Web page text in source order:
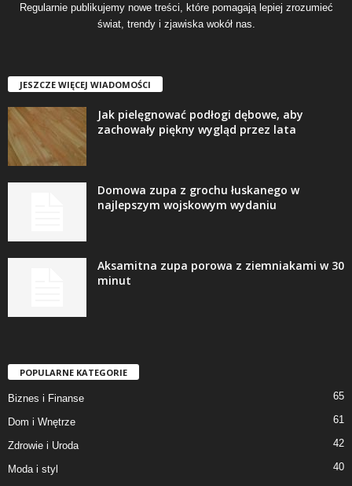
Regularnie publikujemy nowe treści, które pomagają lepiej zrozumieć
świat, trendy i zjawiska wokół nas.
JESZCZE WIĘCEJ WIADOMOŚCI
Jak pielęgnować podłogi dębowe, aby
zachowały piękny wygląd przez lata
Domowa zupa z grochu łuskanego w
najlepszym wojskowym wydaniu
Aksamitna zupa porowa z ziemniakami w 30
minut
POPULARNE KATEGORIE
Biznes i Finanse 65
Dom i Wnętrze 61
Zdrowie i Uroda 42
Moda i styl
40